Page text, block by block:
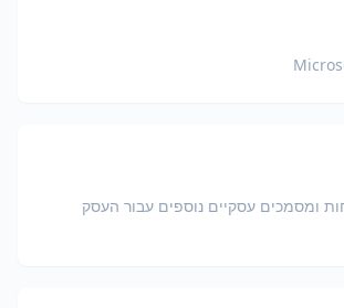
ומסמכים עסקיים נוספים עבור העסק